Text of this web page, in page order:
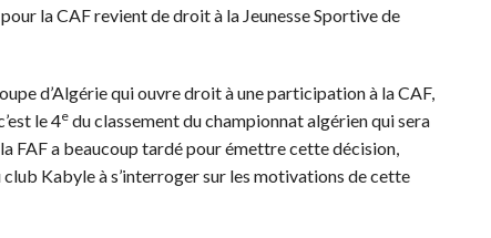
la CAF revient de droit à la Jeunesse Sportive de
d’Algérie qui ouvre droit à une participation à la CAF,
le 4e du classement du championnat algérien qui sera
FAF a beaucoup tardé pour émettre cette décision,
Kabyle à s’interroger sur les motivations de cette